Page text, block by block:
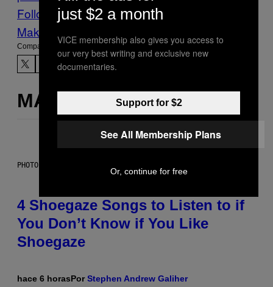
Follow Us On Discover
Make Us Preferred In Top Stories
Compartir:
MÁS DE LO MISMO
PHOTO BY SCOTT LEGATO/GETTY IMAGES
4 Shoegaze Songs to Listen to if
You Don’t Know if You Like
Shoegaze
hace 6 horasPorStephen Andrew Galiher
just $2 a month
VICE membership also gives you access to
our very best writing and exclusive new
documentaries.
Support for $2
See All Membership Plans
Or, continue for free